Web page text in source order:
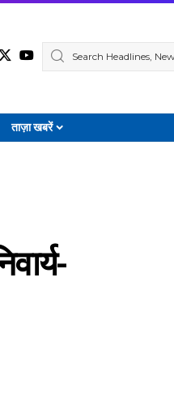
ताज़ा खबरें